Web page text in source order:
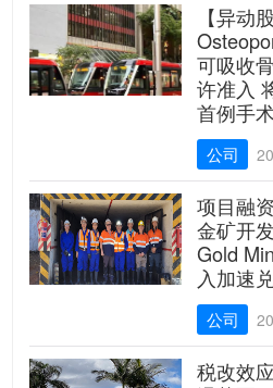
【异动股
可吸收
许准入
首例手
公司
项目融
金矿开
Gold
入加速
公司
税改效